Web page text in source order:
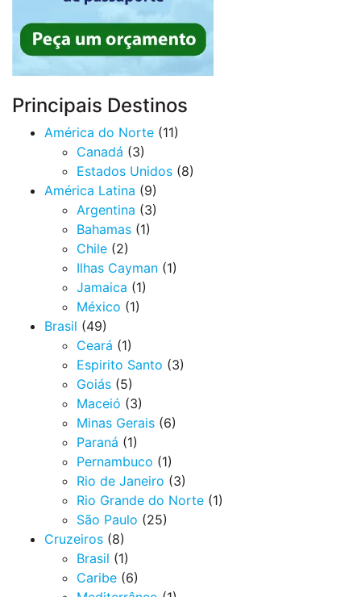
Principais Destinos
América do Norte (11)
Canadá (3)
Estados Unidos (8)
América Latina (9)
Argentina (3)
Bahamas (1)
Chile (2)
Ilhas Cayman (1)
Jamaica (1)
México (1)
Brasil (49)
Ceará (1)
Espirito Santo (3)
Goiás (5)
Maceió (3)
Minas Gerais (6)
Paraná (1)
Pernambuco (1)
Rio de Janeiro (3)
Rio Grande do Norte (1)
São Paulo (25)
Cruzeiros (8)
Brasil (1)
Caribe (6)